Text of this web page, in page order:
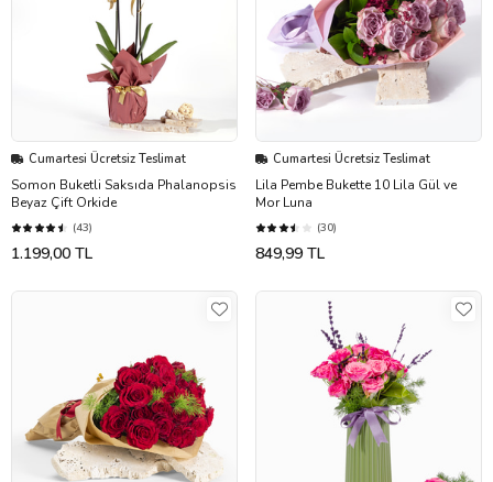
Cumartesi Ücretsiz Teslimat
Somon Buketli Saksıda Phalanopsis
Beyaz Çift Orkide
(43)
1.199,00 TL
Cumartesi Ücretsiz Teslimat
Lila Pembe Bukette 10 Lila Gül ve
Mor Luna
(30)
849,99 TL